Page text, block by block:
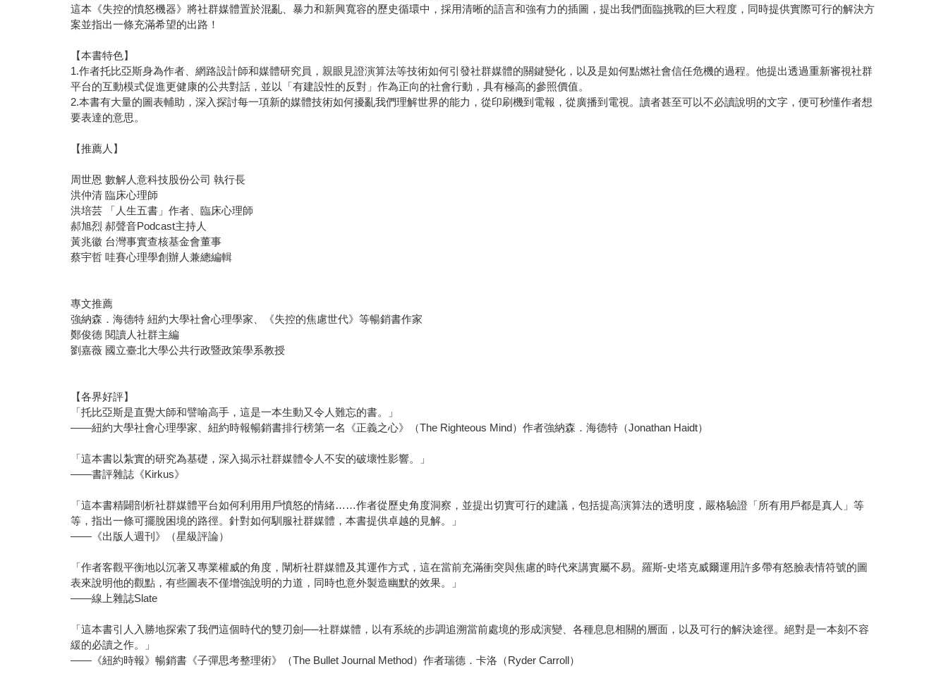
這本《失控的憤怒機器》將社群媒體置於混亂、暴力和新興寬容的歷史循環中，採用清晰的語言和強有力的插圖，提出我們面臨挑戰的巨大程度，同時提供實際可行的解決方
案並指出一條充滿希望的出路！
【本書特色】
1.作者托比亞斯身為作者、網路設計師和媒體研究員，親眼見證演算法等技術如何引發社群媒體的關鍵變化，以及是如何點燃社會信任危機的過程。他提出透過重新審視社群
平台的互動模式促進更健康的公共對話，並以「有建設性的反對」作為正向的社會行動，具有極高的參照價值。
2.本書有大量的圖表輔助，深入探討每一項新的媒體技術如何擾亂我們理解世界的能力，從印刷機到電報，從廣播到電視。讀者甚至可以不必讀說明的文字，便可秒懂作者想
要表達的意思。
【推薦人】
周世恩 數解人意科技股份公司 執行長
洪仲清 臨床心理師
洪培芸 「人生五書」作者、臨床心理師
郝旭烈 郝聲音Podcast主持人
黃兆徽 台灣事實查核基金會董事
蔡宇哲 哇賽心理學創辦人兼總編輯
專文推薦
強納森．海德特 紐約大學社會心理學家、《失控的焦慮世代》等暢銷書作家
鄭俊德 閱讀人社群主編
劉嘉薇 國立臺北大學公共行政暨政策學系教授
【各界好評】
「托比亞斯是直覺大師和譬喻高手，這是一本生動又令人難忘的書。」
——紐約大學社會心理學家、紐約時報暢銷書排行榜第一名《正義之心》（The Righteous Mind）作者強納森．海德特（Jonathan Haidt）
「這本書以紮實的研究為基礎，深入揭示社群媒體令人不安的破壞性影響。」
——書評雜誌《Kirkus》
「這本書精闢剖析社群媒體平台如何利用用戶憤怒的情緒……作者從歷史角度洞察，並提出切實可行的建議，包括提高演算法的透明度，嚴格驗證「所有用戶都是真人」等
等，指出一條可擺脫困境的路徑。針對如何馴服社群媒體，本書提供卓越的見解。」
——《出版人週刊》（星級評論）
「作者客觀平衡地以沉著又專業權威的角度，闡析社群媒體及其運作方式，這在當前充滿衝突與焦慮的時代來講實屬不易。羅斯-史塔克威爾運用許多帶有怒臉表情符號的圖
表來說明他的觀點，有些圖表不僅增強說明的力道，同時也意外製造幽默的效果。」
——線上雜誌Slate
「這本書引人入勝地探索了我們這個時代的雙刃劍──社群媒體，以有系統的步調追溯當前處境的形成演變、各種息息相關的層面，以及可行的解決途徑。絕對是一本刻不容
緩的必讀之作。」
——《紐約時報》暢銷書《子彈思考整理術》（The Bullet Journal Method）作者瑞德．卡洛（Ryder Carroll）